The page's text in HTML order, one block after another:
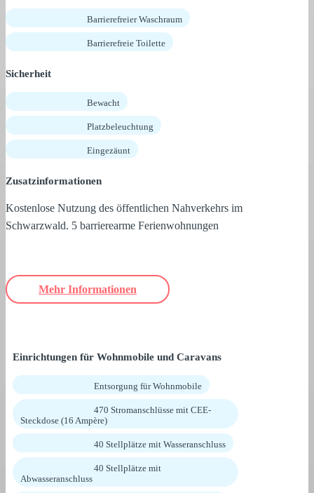
Barrierefreier Waschraum
Barrierefreie Toilette
Sicherheit
Bewacht
Platzbeleuchtung
Eingezäunt
Zusatzinformationen
Kostenlose Nutzung des öffentlichen Nahverkehrs im
Schwarzwald. 5 barrierearme Ferienwohnungen
Mehr Informationen
Einrichtungen für Wohnmobile und Caravans
Entsorgung für Wohnmobile
470 Stromanschlüsse mit CEE-
Steckdose (16 Ampère)
40 Stellplätze mit Wasseranschluss
40 Stellplätze mit
Abwasseranschluss